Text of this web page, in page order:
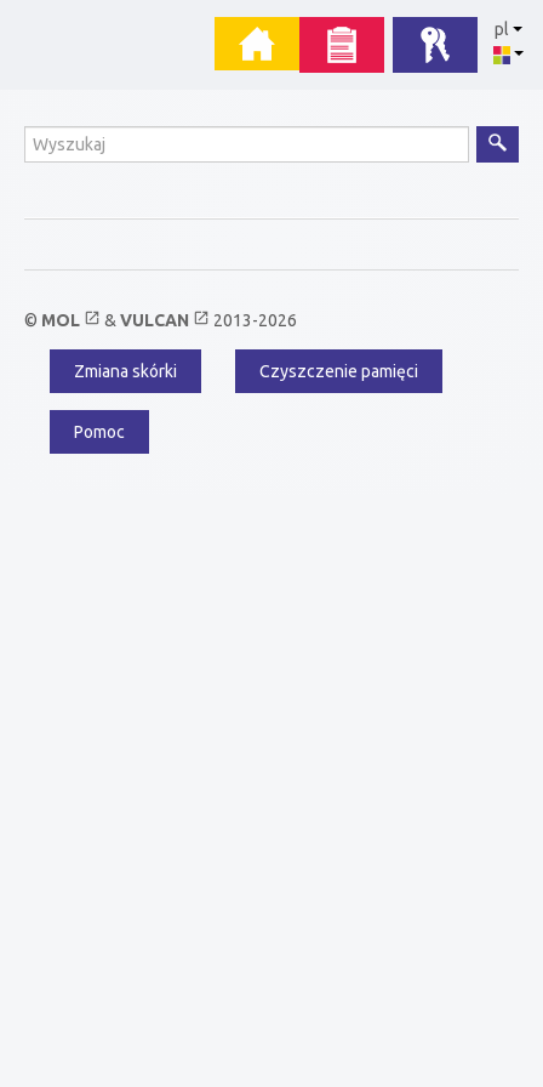
pl
Wyszukiwanie
© MOL open_in_new & VULCAN open_in_new 2013-2026
Menu
dodatkowe
Zmiana skórki Czyszczenie pamięci
Pomoc